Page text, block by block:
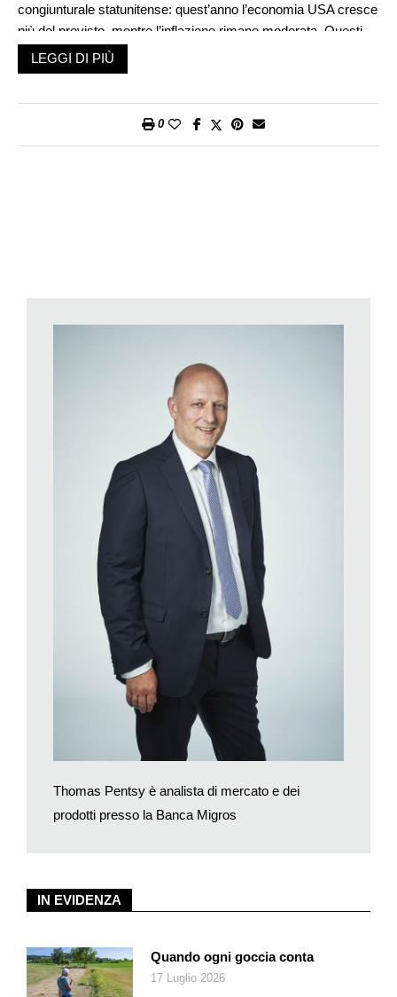
congiunturale statunitense: quest’anno l’economia USA cresce
più del previsto, mentre l’inflazione rimane moderata. Questi
fattori non solo sostengono il rialzo di Wall Street, ma
contribuiscono anche all’aumento dei tassi USA a breve
L’incremento dei tassi d’interesse reali e dei corsi azionari
rende più caro l’oro per gli investitori al di fuori dell’area del
A breve termine questa situazione dovrebbe rimanere
pressoché invariata. La Banca Migros prevede però che il
prossimo anno il dollaro tenderà a indebolirsi, imprimendo così
slancio al prezzo dell’oro. Inoltre, l’aumento del livello dei tassi
reali negli Stati Uniti non dovrebbe proseguire allo stesso ritmo
finora registrato. Ci aspettiamo che entro fine 2018 il prezzo
del metallo giallo si collochi in una fascia compresa tra i 1200 e
i 1250 dollari USA.
LEGGI DI PIÙ
0
IN EVIDENZA
Quando ogni goccia conta
17 Luglio 2026
Thomas Pentsy è analista di mercato e dei
prodotti presso la Banca Migros